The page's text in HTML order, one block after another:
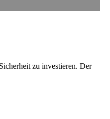
zu investieren. Der